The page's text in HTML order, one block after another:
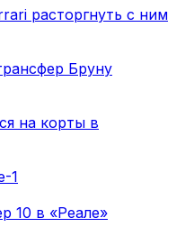
расторгнуть с ним
Бруну
на корты в
1
10 в «Реале»